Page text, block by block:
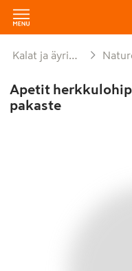
Kalat ja äyriäiset
Apetit
pakaste